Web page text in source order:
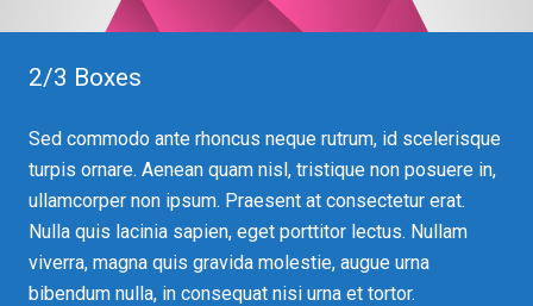
2/3 Boxes
Sed commodo ante rhoncus neque rutrum, id scelerisque
turpis ornare. Aenean quam nisl, tristique non posuere in,
ullamcorper non ipsum. Praesent at consectetur erat.
Nulla quis lacinia sapien, eget porttitor lectus. Nullam
viverra, magna quis gravida molestie, augue urna
bibendum nulla, in consequat nisi urna et tortor.